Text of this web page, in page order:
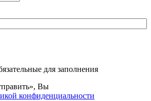
для заполнения
Вы
конфиденциальности